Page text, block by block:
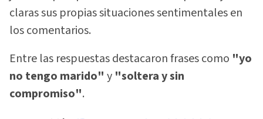
claras sus propias situaciones sentimentales en
los comentarios.
Entre las respuestas destacaron frases como "yo
no tengo marido" y "soltera y sin
compromiso".